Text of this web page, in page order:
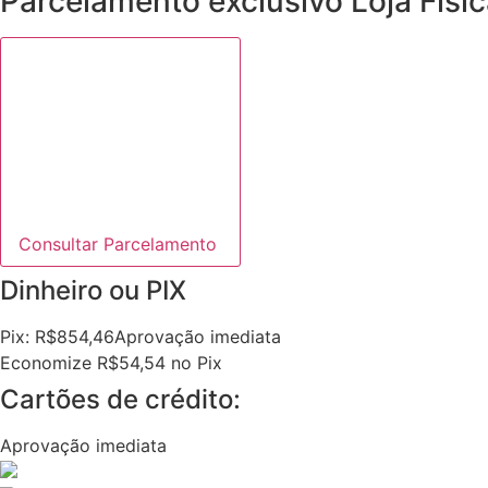
Consultar Parcelamento
Dinheiro ou PIX
Pix: R$854,46Aprovação imediata
Economize R$54,54 no Pix
Cartões de crédito:
Aprovação imediata